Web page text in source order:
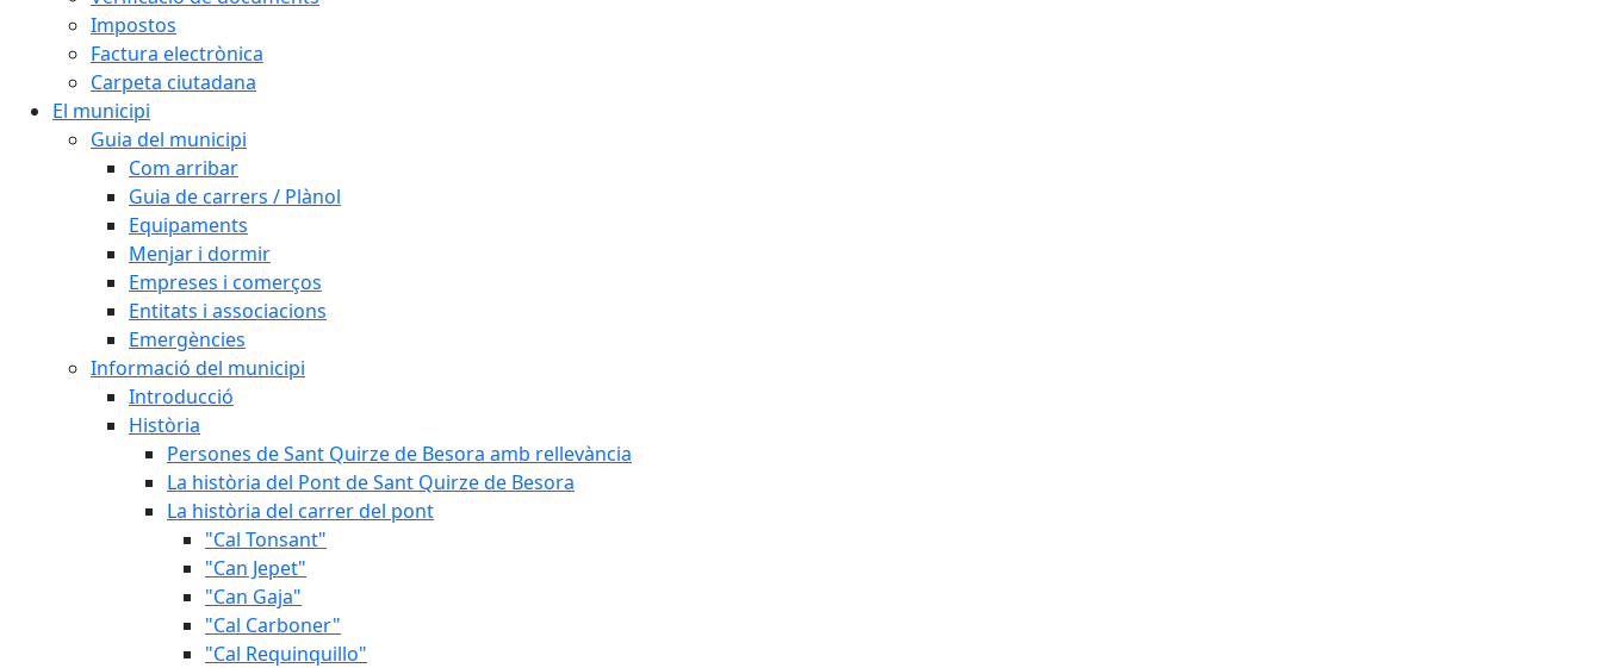
Impostos
Factura electrònica
Carpeta ciutadana
El municipi
Guia del municipi
Com arribar
Guia de carrers / Plànol
Equipaments
Menjar i dormir
Empreses i comerços
Entitats i associacions
Emergències
Informació del municipi
Introducció
Història
Persones de Sant Quirze de Besora amb rellevància
La història del Pont de Sant Quirze de Besora
La història del carrer del pont
"Cal Tonsant"
"Can Jepet"
"Can Gaja"
"Cal Carboner"
"Cal Requinquillo"